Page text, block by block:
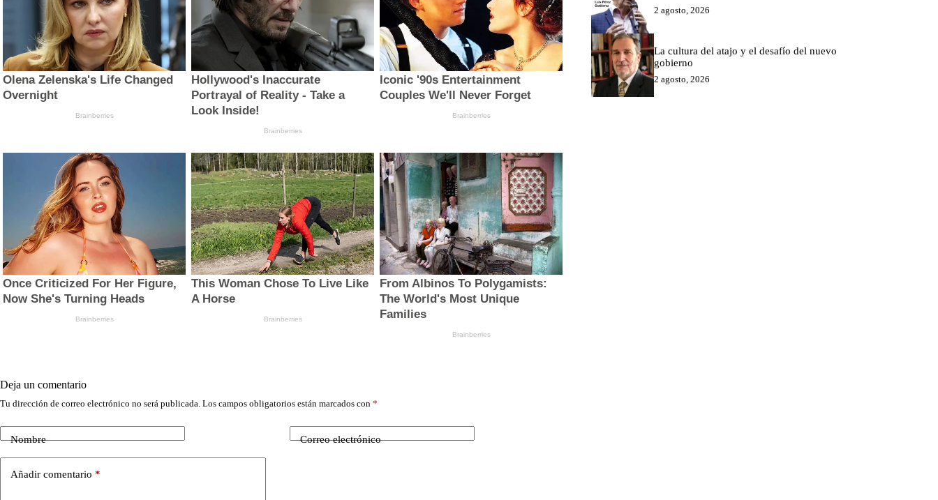
Deja un comentario
Tu dirección de correo electrónico no será publicada. Los campos obligatorios están marcados con *
Nombre Correo electrónico
Añadir comentario *
2 agosto, 2026
La cultura del atajo y el desafío del nuevo
gobierno
2 agosto, 2026